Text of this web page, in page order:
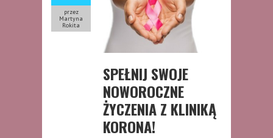
przez
Martyna
Rokita
SPEŁNIJ SWOJE
NOWOROCZNE
ŻYCZENIA Z KLINIKĄ
KORONA!